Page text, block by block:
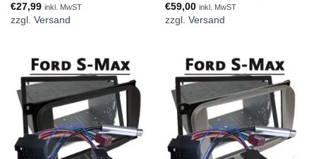
€27,99 inkl. MwST
zzgl. Versand
€59,00 inkl. MwST
zzgl. Versand